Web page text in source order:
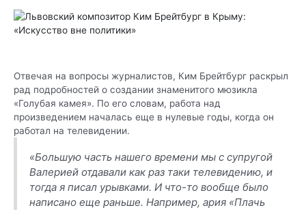
Отвечая на вопросы журналистов, Ким Брейтбург раскрыл
рад подробностей о создании знаменитого мюзикла
«Голубая камея». По его словам, работа над
произведением началась еще в нулевые годы, когда он
работал на телевидении.
«Большую часть нашего времени мы с супругой
Валерией отдавали как раз таки телевидению, и
тогда я писал урывками. И что-то вообще было
написано еще раньше. Например, ария «Плачь